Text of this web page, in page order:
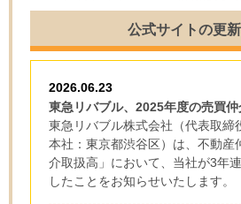
公式サイトの更
2026.06.23
東急リバブル、2025年度の売買
東急リバブル株式会社（代表取締
本社：東京都渋谷区）は、不動産
介取扱高」において、当社が3年
したことをお知らせいたします。